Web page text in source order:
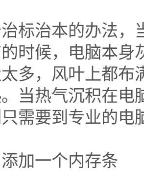
标治本的办法
时候，电脑本
多，风叶上都
当热气沉积在
需要到专业的
加一个内存条